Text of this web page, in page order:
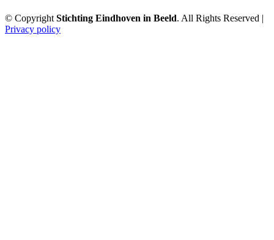
© Copyright Stichting Eindhoven in Beeld. All Rights Reserved |
Privacy policy